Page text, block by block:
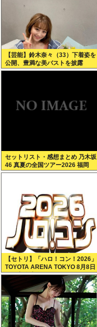
【芸能】鈴木奈々（33）下着姿を
公開、豊満な美バストを披露
セットリスト・感想まとめ 乃木坂
46 真夏の全国ツアー2026 福岡
Day1
【セトリ】「ハロ！コン！2026」
TOYOTA ARENA TOKYO 8月8日
昼・夜公演セットリス